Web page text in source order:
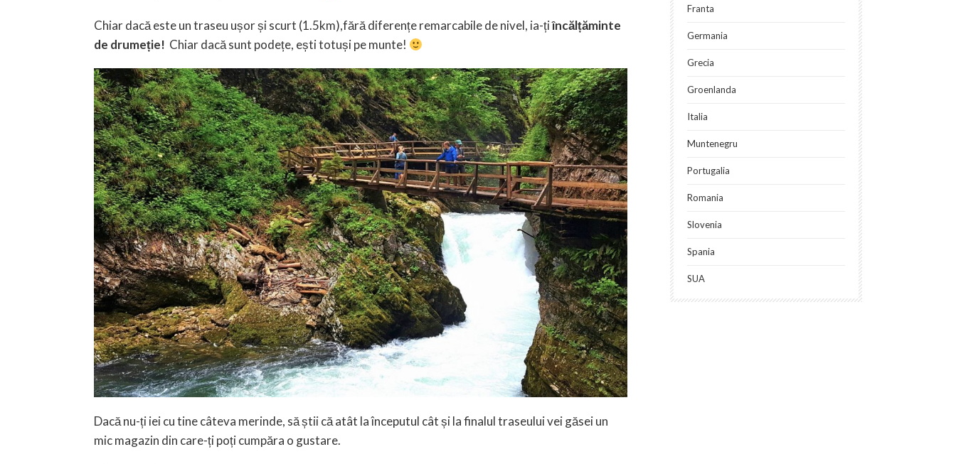
Chiar dacă este un traseu ușor și scurt (1.5km),fără diferențe remarcabile de nivel, ia-țiîncălțăminte
de drumeție! Chiar dacă sunt podețe, ești totuși pe munte!
Dacă nu-ți iei cu tine câteva merinde, să știi că atât la începutul cât și la finalul traseului vei găsei un
mic magazin din care-ți poți cumpăra o gustare.
Franta
Germania
Grecia
Groenlanda
Italia
Muntenegru
Portugalia
Romania
Slovenia
Spania
SUA